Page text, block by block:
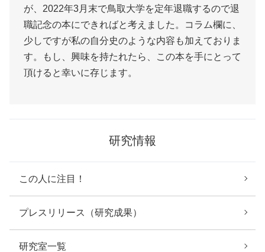
が、2022年3月末で鳥取大学を定年退職するので退
職記念の本にできればと考えました。コラム欄に、
少しですが私の自分史のような内容も加えておりま
す。もし、興味を持たれたら、この本を手にとって
頂けると幸いに存じます。
研究情報
この人に注目！
プレスリリース（研究成果）
研究室一覧